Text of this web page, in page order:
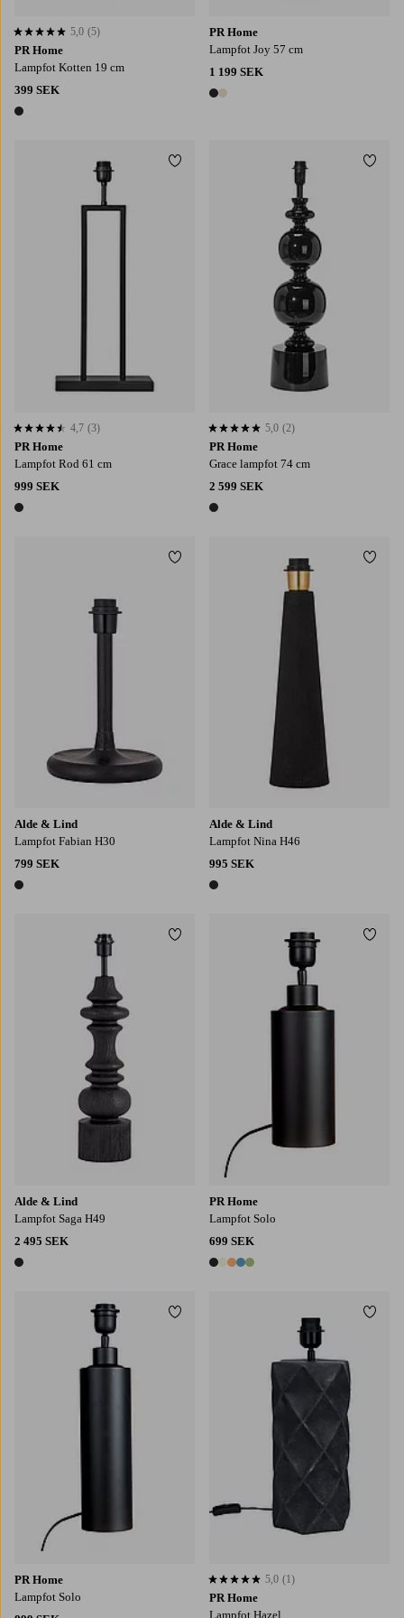
PR Home
Lampfot Kotten 19 cm
399 SEK
1 färg
5,0 baserat på 5 st betyg
5,0 (5)
PR Home
Lampfot Joy 57 cm
1 199 SEK
2 färger
PR Home
Lampfot Rod 61 cm
999 SEK
1 färg
4,7 baserat på 3 st betyg
4,7 (3)
Lägg till i favoriter
PR Home
Grace lampfot 74 cm
2 599 SEK
1 färg
5,0 baserat på 2 st betyg
5,0 (2)
Alde & Lind
Lampfot Fabian H30
799 SEK
1 färg
Lägg till i favoriter
Alde & Lind
Lampfot Nina H46
995 SEK
1 färg
Alde & Lind
Lampfot Saga H49
2 495 SEK
1 färg
Lägg till i favoriter
PR Home
Lampfot Solo
699 SEK
5 färger
PR Home
Lampfot Solo
Lägg till i favoriter
PR Home
Lampfot Hazel
5,0 baserat på 1 st betyg
5,0 (1)